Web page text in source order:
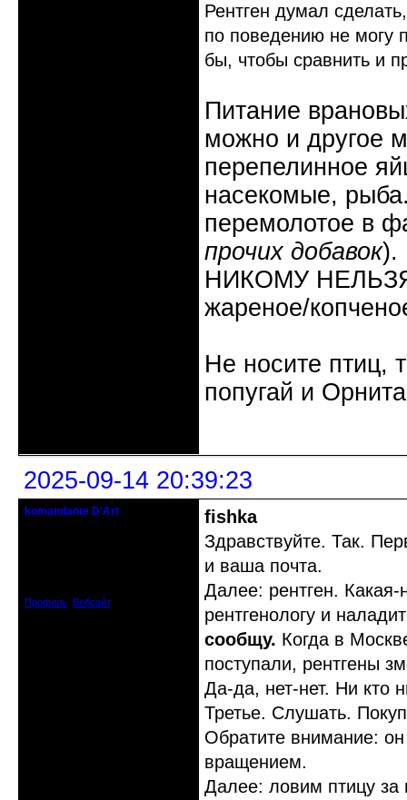
Рентген думал
по поведению не могу
бы, чтобы сравнить и
Питание
можно и другое
перепелинное
насекомые,
перемолотое в
прочих добавок).
НИКОМУ НЕЛЬЗЯ:
жареное/
Не носите птиц,
попугай и
2025-09-14 20:39:23
komandante D'Art
Профиль Вебсайт
fishka
Здравствуйте. Так.
и ваша почта.
Далее: рентген.
рентгенологу и
сообщу. Когда в
поступали, рентгены
Да-да, нет-нет. Ни кто
Третье. Слушать.
Обратите внимание:
вращением.
Далее: ловим птицу